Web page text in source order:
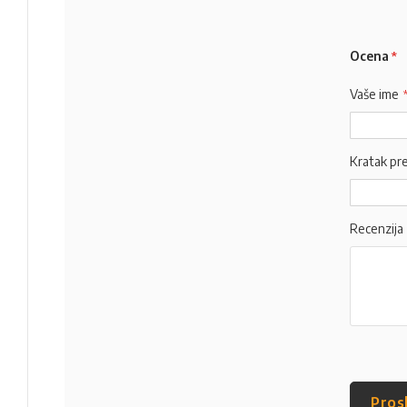
Ocena
Vaše ime
Kratak
Recenzija